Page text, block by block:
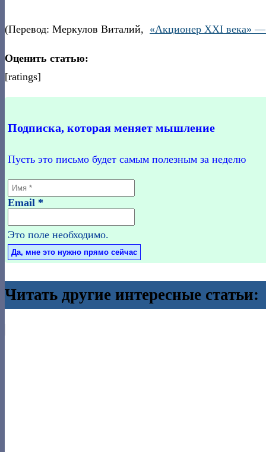
(Перевод: Меркулов Виталий, «Акционер XXI века»
Оценить статью:
[ratings]
Подписка, которая меняет мышление
Пусть это письмо будет самым полезным за неделю
Email *
Это поле необходимо.
Читать другие интересные статьи: